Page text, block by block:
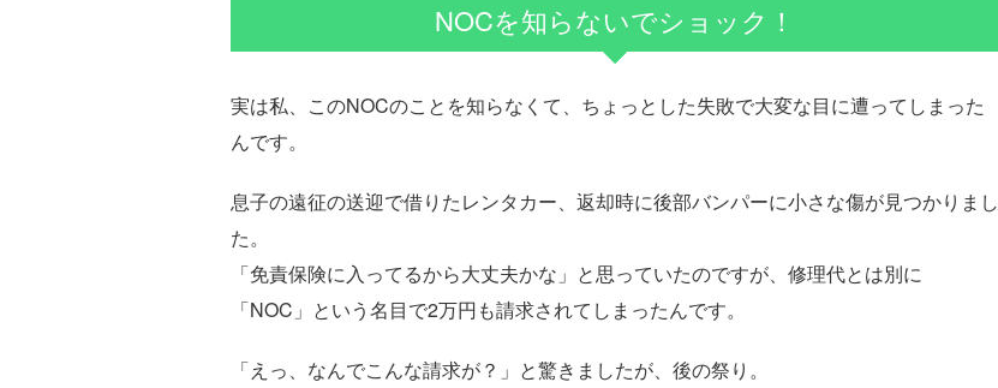
NOCを知らないでショック！
実は私、このNOCのことを知らなくて、ちょっとした失敗で大変な目に遭ってしまった
んです。
息子の遠征の送迎で借りたレンタカー、返却時に後部バンパーに小さな傷が見つかりまし
た。
「免責保険に入ってるから大丈夫かな」と思っていたのですが、修理代とは別に
「NOC」という名目で2万円も請求されてしまったんです。
「えっ、なんでこんな請求が？」と驚きましたが、後の祭り。